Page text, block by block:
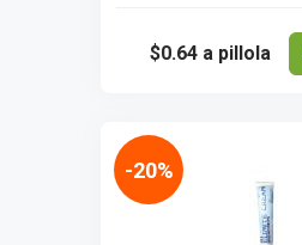
$0.64 a pillola
-20%